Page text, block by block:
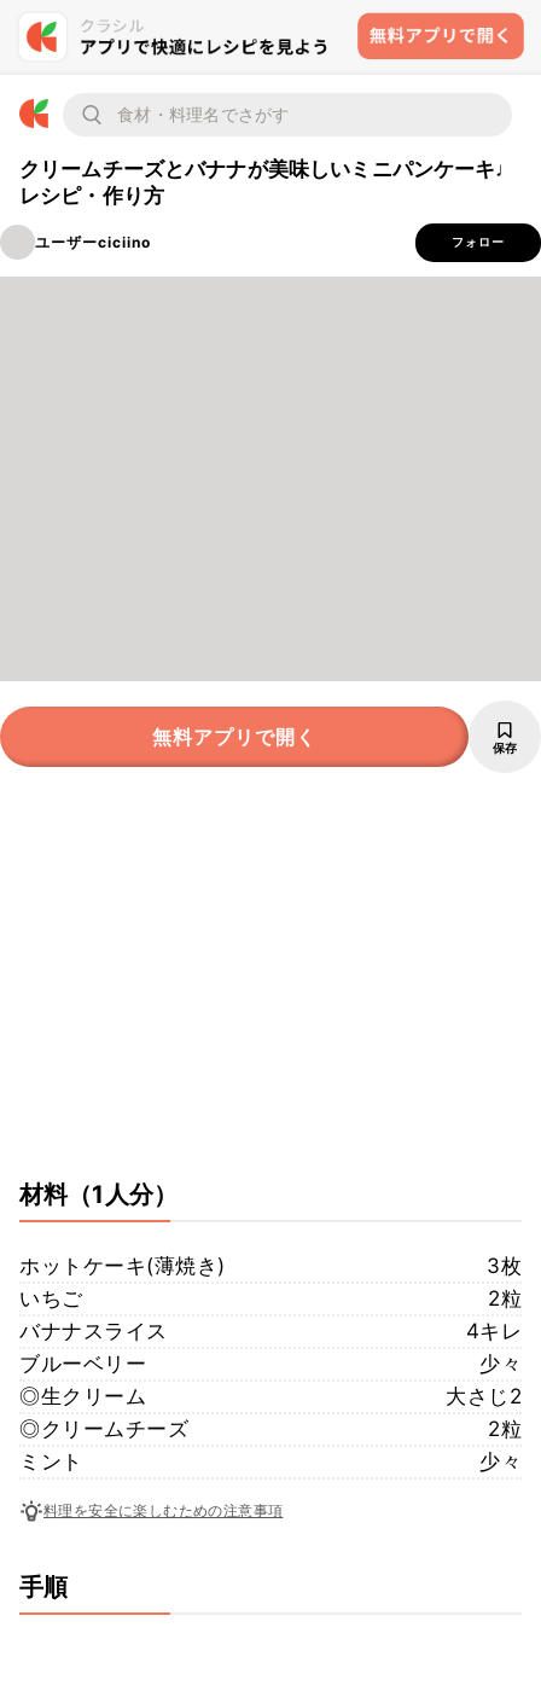
クリームチーズとバナナが美味しいミニパンケーキ♩
レシピ・作り方
ユーザーciciino フォロー
無料アプリで開く 保存
材料（1人分）
ホットケーキ(薄焼き)
3枚
いちご
2粒
バナナスライス
4キレ
ブルーベリー
少々
◎生クリーム
大さじ2
◎クリームチーズ
2粒
ミント
少々
料理を安全に楽しむための注意事項
手順